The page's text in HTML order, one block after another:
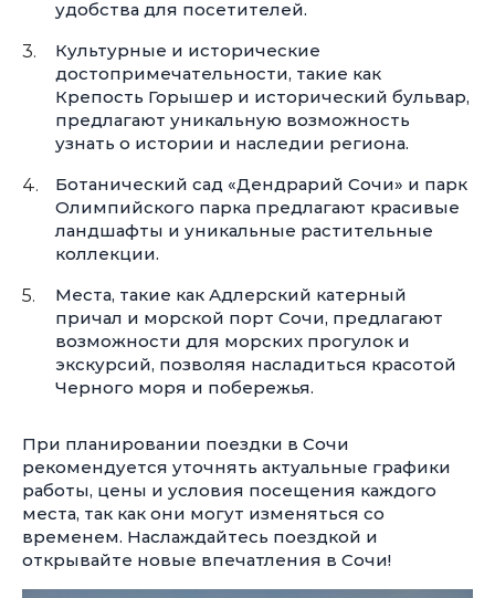
удобства для посетителей.
Культурные и исторические
достопримечательности, такие как
Крепость Горышер и исторический бульвар,
предлагают уникальную возможность
узнать о истории и наследии региона.
Ботанический сад «Дендрарий Сочи» и парк
Олимпийского парка предлагают красивые
ландшафты и уникальные растительные
коллекции.
Места, такие как Адлерский катерный
причал и морской порт Сочи, предлагают
возможности для морских прогулок и
экскурсий, позволяя насладиться красотой
Черного моря и побережья.
При планировании поездки в Сочи
рекомендуется уточнять актуальные графики
работы, цены и условия посещения каждого
места, так как они могут изменяться со
временем. Наслаждайтесь поездкой и
открывайте новые впечатления в Сочи!